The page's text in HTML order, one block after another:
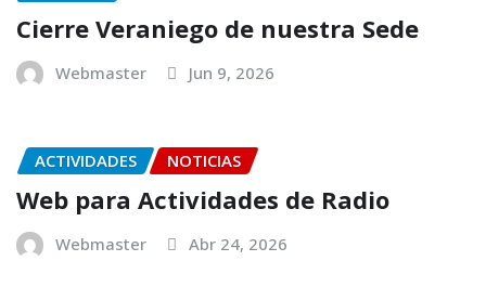
Cierre Veraniego de nuestra Sede
Webmaster Jun 9, 2026
ACTIVIDADES NOTICIAS
Web para Actividades de Radio
Webmaster Abr 24, 2026